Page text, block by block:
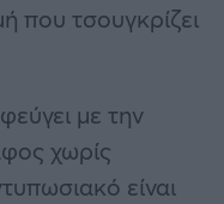
που τσουγκρίζει
με την
χωρίς
είναι